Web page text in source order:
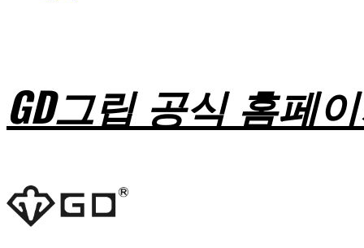
GD그립 공식 홈페